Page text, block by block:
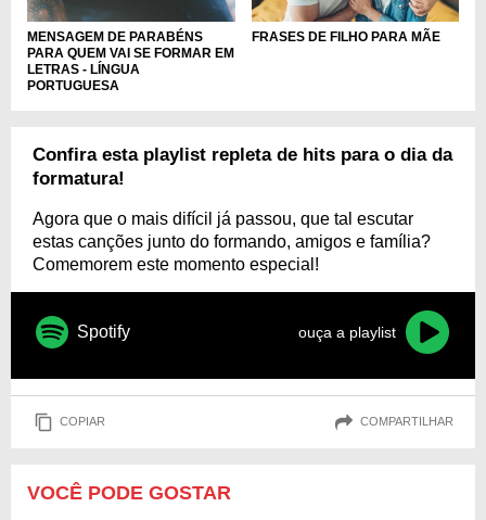
MENSAGEM DE PARABÉNS
PARA QUEM VAI SE FORMAR EM
LETRAS - LÍNGUA
PORTUGUESA
FRASES DE FILHO PARA MÃE
Confira esta playlist repleta de hits para o dia da
formatura!
Agora que o mais difícil já passou, que tal escutar
estas canções junto do formando, amigos e família?
Comemorem este momento especial!
Spotify ouça a playlist
COPIAR COMPARTILHAR
VOCÊ PODE GOSTAR